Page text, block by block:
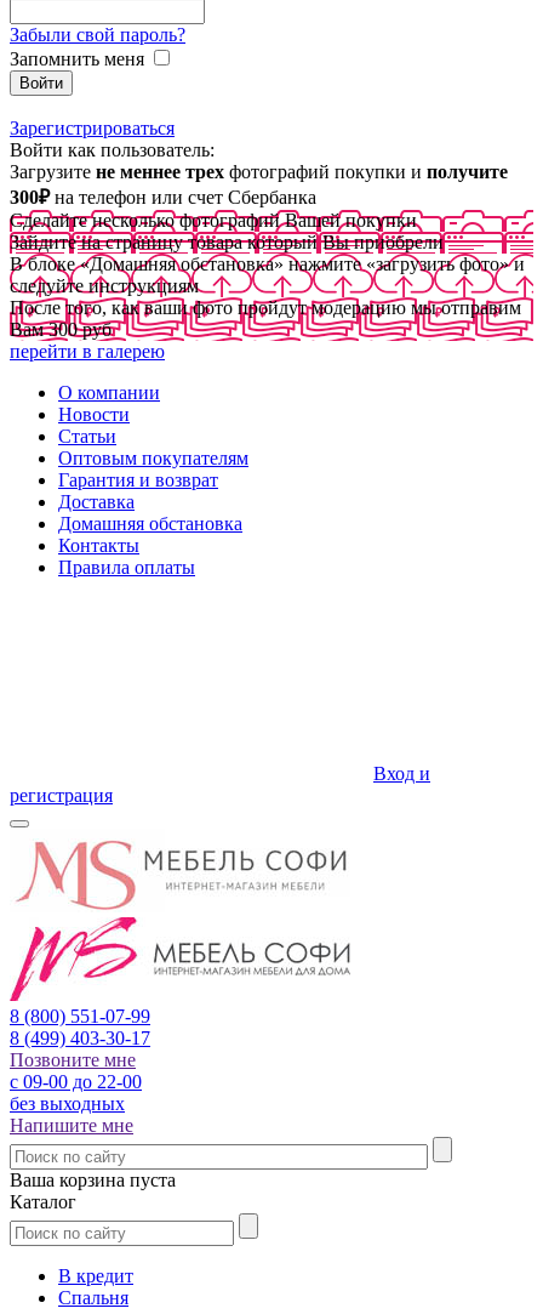
Забыли свой пароль?
Запомнить меня
Зарегистрироваться
Войти как пользователь:
Загрузите не меннее трех фотографий покупки и получите
300₽на телефон или счет Сбербанка
Сделайте несколько фотографий Вашей покупки
Зайдите на страницу товара который Вы приобрели
В блоке «Домашняя обстановка» нажмите «загрузить фото» и
следуйте инструкциям
После того, как ваши фото пройдут модерацию мы отправим
Вам 300 руб
перейти в галерею
О компании
Новости
Статьи
Оптовым покупателям
Гарантия и возврат
Доставка
Домашняя обстановка
Контакты
Правила оплаты
Вход и
регистрация
8 (800) 551-07-99
8 (499) 403-30-17
Позвоните мне
с 09-00 до 22-00
без выходных
Напишите мне
Ваша корзина пуста
Каталог
В кредит
Спальня